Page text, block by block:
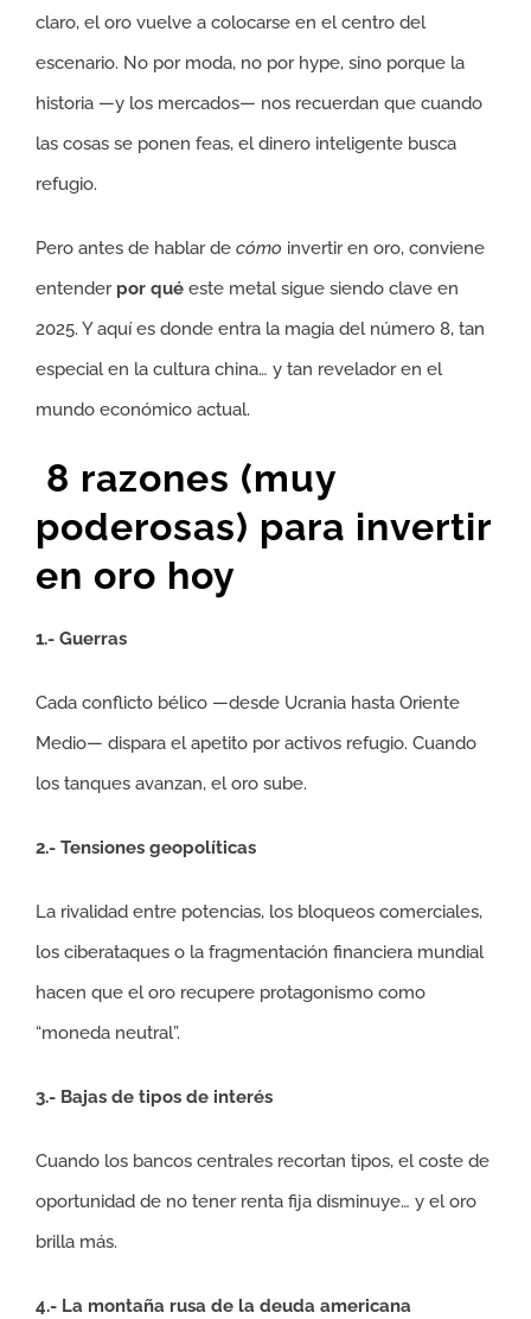
claro, el oro vuelve a colocarse en el centro del
escenario. No por moda, no por hype, sino porque la
historia —y los mercados— nos recuerdan que cuando
las cosas se ponen feas, el dinero inteligente busca
refugio.
Pero antes de hablar de cómo invertir en oro, conviene
entender por qué este metal sigue siendo clave en
2025. Y aquí es donde entra la magia del número 8, tan
especial en la cultura china… y tan revelador en el
mundo económico actual.
8 razones (muy
poderosas) para invertir
en oro hoy
1.- Guerras
Cada conflicto bélico —desde Ucrania hasta Oriente
Medio— dispara el apetito por activos refugio. Cuando
los tanques avanzan, el oro sube.
2.- Tensiones geopolíticas
La rivalidad entre potencias, los bloqueos comerciales,
los ciberataques o la fragmentación financiera mundial
hacen que el oro recupere protagonismo como
“moneda neutral”.
3.- Bajas de tipos de interés
Cuando los bancos centrales recortan tipos, el coste de
oportunidad de no tener renta fija disminuye… y el oro
brilla más.
4.- La montaña rusa de la deuda americana